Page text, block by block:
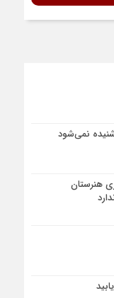
نمی‌شود
هنرستان